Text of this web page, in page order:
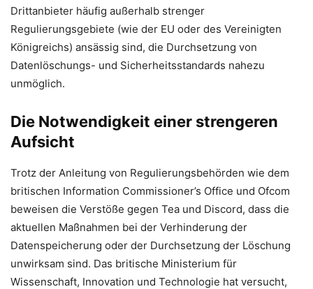
Drittanbieter häufig außerhalb strenger
Regulierungsgebiete (wie der EU oder des Vereinigten
Königreichs) ansässig sind, die Durchsetzung von
Datenlöschungs- und Sicherheitsstandards nahezu
unmöglich.
Die Notwendigkeit einer strengeren
Aufsicht
Trotz der Anleitung von Regulierungsbehörden wie dem
britischen Information Commissioner’s Office und Ofcom
beweisen die Verstöße gegen Tea und Discord, dass die
aktuellen Maßnahmen bei der Verhinderung der
Datenspeicherung oder der Durchsetzung der Löschung
unwirksam sind. Das britische Ministerium für
Wissenschaft, Innovation und Technologie hat versucht,